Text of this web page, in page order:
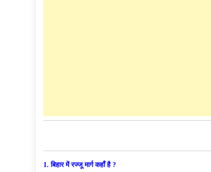
1. बिहार में रज्जू मार्ग कहाँ है ?